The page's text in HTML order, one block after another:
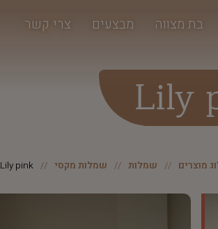
בת מצווה מבצעים צרי קשר
Lily
מוצרים שמלות שמלות מקסי Lily pink